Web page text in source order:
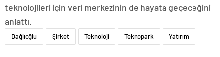
teknolojileri için veri merkezinin de hayata geçeceğini
anlattı.
Dağlıoğlu Şirket Teknoloji Teknopark Yatırım